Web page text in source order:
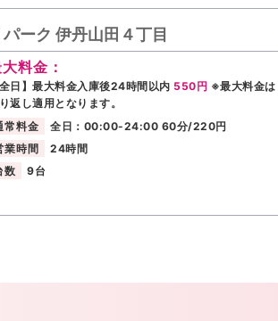
パーク 伊丹山田４丁目
料金：
全日】最大料金入庫後24時間以内 550円 ※最大料金は
返し適用となります。
常料金
全日：00:00-24:00 60分/220円
業時間
24時間
数
9台